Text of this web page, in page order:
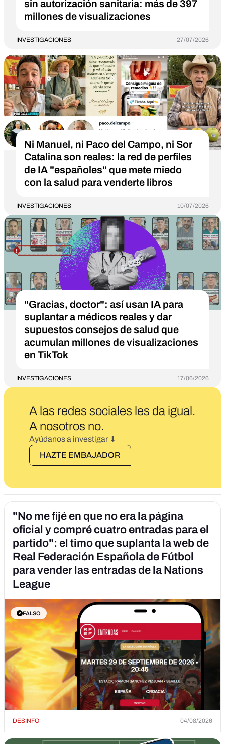
sin autorización sanitaria: más de 397
millones de visualizaciones
INVESTIGACIONES 27/07/2026
Ni Manuel, ni Paco del Campo, ni Sor
Catalina son reales: la red de perfiles
de IA "españoles" que mete miedo
con la salud para venderte libros
INVESTIGACIONES 10/07/2026
"Gracias, doctor": así usan IA para
suplantar a médicos reales y dar
supuestos consejos de salud que
acumulan millones de visualizaciones
en TikTok
INVESTIGACIONES 17/06/2026
A las redes sociales les da igual.
A nosotros no.
Ayúdanos a investigar ⬇
HAZTE EMBAJADOR
"No me fijé en que no era la página
oficial y compré cuatro entradas para el
partido": el timo que suplanta la web de
Real Federación Española de Fútbol
para vender las entradas de la Nations
League
FALSO
DESINFO 04/08/2026